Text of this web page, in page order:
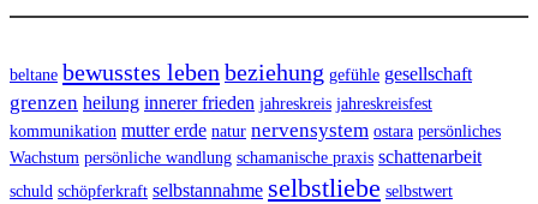
beltane bewusstes leben beziehung gefühle gesellschaft
grenzen heilung innerer frieden jahreskreis jahreskreisfest
kommunikation mutter erde natur nervensystem ostara persönliches
Wachstum persönliche wandlung schamanische praxis schattenarbeit
schuld schöpferkraft selbstannahme selbstliebe selbstwert